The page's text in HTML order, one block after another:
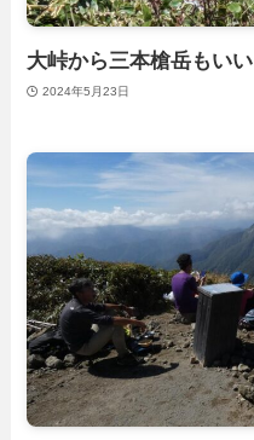
大峠から三本槍岳もいい
2024年5月23日